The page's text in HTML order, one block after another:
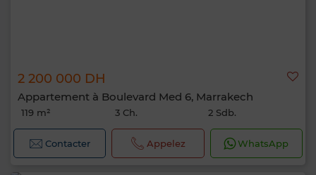
2 200 000 DH
Appartement à Boulevard Med 6, Marrakech
119 m² 3 Ch. 2 Sdb.
Contacter Appelez WhatsApp